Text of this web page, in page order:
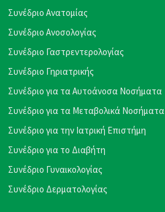
Συνέδριο Ανατομίας
Συνέδριο Ανοσολογίας
Συνέδριο Γαστρεντερολογίας
Συνέδριο Γηριατρικής
Συνέδριο για τα Αυτοάνοσα Νοσήματα
Συνέδριο για τα Μεταβολικά Νοσήματα
Συνέδριο για την Ιατρική Επιστήμη
Συνέδριο για το Διαβήτη
Συνέδριο Γυναικολογίας
Συνέδριο Δερματολογίας